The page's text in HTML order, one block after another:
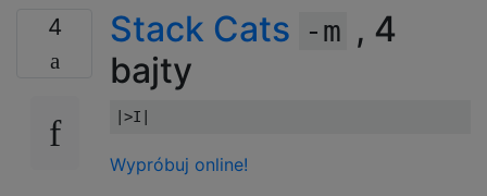
4 Stack Cats -m , 4
bajty
Wypróbuj online!